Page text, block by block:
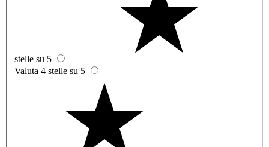
stelle su 5
Valuta 4 stelle su 5